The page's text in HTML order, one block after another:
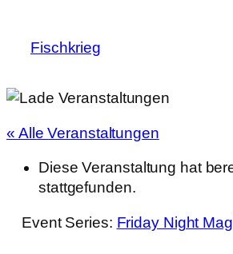
Fischkrieg
« Alle Veranstaltungen
Diese Veranstaltung hat
stattgefunden.
Event Series: Friday Night